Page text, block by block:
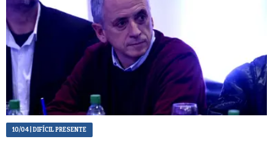
10/04| DIFÍCIL PRESENTE